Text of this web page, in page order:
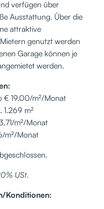
verfügen über
Ausstattung. Über die
attraktive
genutzt werden
Garage können je
werden.
€ 19,00/m²/Monat
1.269 m²
m²/Monat
m²/Monat
USt.
Konditionen: